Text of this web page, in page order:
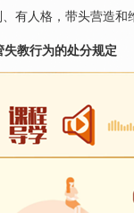
有人格，带头营造和
教行为的处分规定